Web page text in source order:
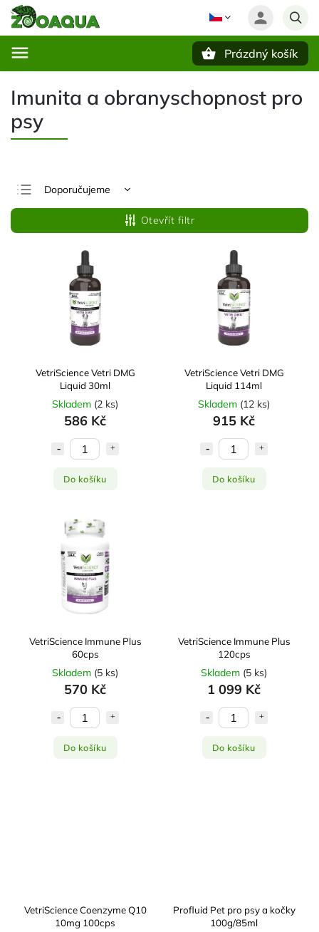
Prázdný košík
Imunita a obranyschopnost pro
psy
Doporučujeme
Nejlevnější
Nejdražší
Abecedně
Otevřít filtr
VetriScience Vetri DMG
Liquid 30ml
Skladem (2 ks)
586 Kč
Do košíku
VetriScience Vetri DMG
Liquid 114ml
Skladem (12 ks)
915 Kč
Do košíku
VetriScience Immune Plus
60cps
Skladem (5 ks)
570 Kč
Do košíku
VetriScience Immune Plus
120cps
Skladem (5 ks)
1 099 Kč
Do košíku
VetriScience Coenzyme Q10
10mg 100cps
Profluid Pet pro psy a kočky
100g/85ml